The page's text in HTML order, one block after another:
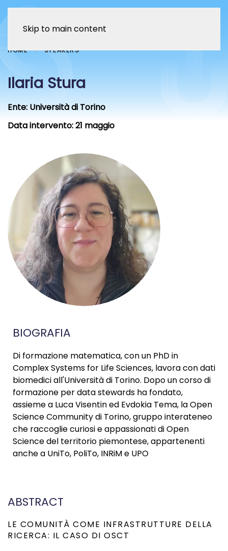
Skip to main content
HOME SPEAKERS
Ilaria Stura
Ente: Università di Torino
Data intervento:21 maggio
BIOGRAFIA
Di formazione matematica, con un PhD in
Complex Systems for Life Sciences, lavora con dati
biomedici all'Università di Torino. Dopo un corso di
formazione per data stewards ha fondato,
assieme a Luca Visentin ed Evdokia Tema, la Open
Science Community di Torino, gruppo interateneo
che raccoglie curiosi e appassionati di Open
Science del territorio piemontese, appartenenti
anche a UniTo, PoliTo, INRiM e UPO
ABSTRACT
LE COMUNITÀ COME INFRASTRUTTURE DELLA
RICERCA: IL CASO DI OSCT